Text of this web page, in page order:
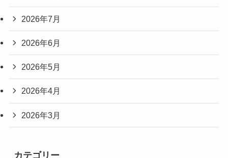
2026年7月
2026年6月
2026年5月
2026年4月
2026年3月
カテゴリー